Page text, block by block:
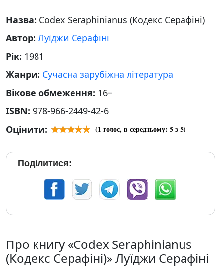
Назва: Codex Seraphinianus (Кодекс Серафіні)
Автор: Луїджи Серафіні
Рік: 1981
Жанри: Сучасна зарубіжна література
Вікове обмеження: 16+
ISBN: 978-966-2449-42-6
Оцінити:
(1 голос, в середньому: 5з 5)
Поділитися:
Про книгу «Codex Seraphinianus
(Кодекс Серафіні)» Луїджи Серафіні